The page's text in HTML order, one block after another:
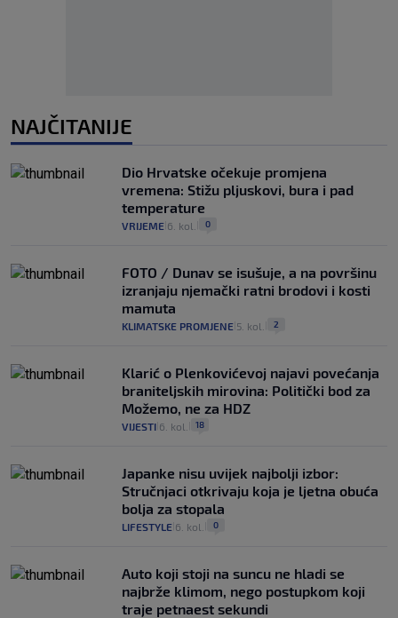
NAJČITANIJE
Dio Hrvatske očekuje promjena
vremena: Stižu pljuskovi, bura i pad
temperature
VRIJEME 6. kol. 0
FOTO / Dunav se isušuje, a na površinu
izranjaju njemački ratni brodovi i kosti
mamuta
KLIMATSKE PROMJENE 5. kol. 2
Klarić o Plenkovićevoj najavi povećanja
braniteljskih mirovina: Politički bod za
Možemo, ne za HDZ
VIJESTI 6. kol. 18
Japanke nisu uvijek najbolji izbor:
Stručnjaci otkrivaju koja je ljetna obuća
bolja za stopala
LIFESTYLE 6. kol. 0
Auto koji stoji na suncu ne hladi se
najbrže klimom, nego postupkom koji
traje petnaest sekundi